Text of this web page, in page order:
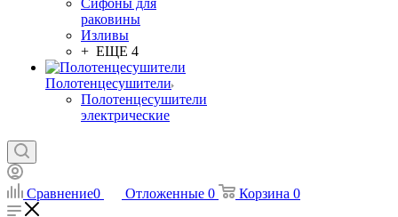
раковины
Изливы
+ ЕЩЕ 4
Полотенцесушители
Полотенцесушители
электрические
Сравнение0 Отложенные 0 Корзина 0